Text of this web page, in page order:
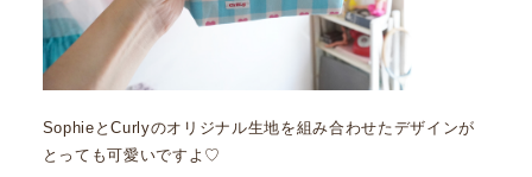
SophieとCurlyのオリジナル生地を組み合わせたデザインが
とっても可愛いですよ♡